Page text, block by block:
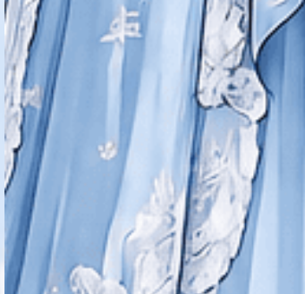
THE WEDDING OF
Angga & Nurul
Kami berharap Anda
menjadi bagian dari hari istimewa kami.
00
Hari
00
Jam
00
Detik
Save on the calendar
RABU, 6 MEI 2026